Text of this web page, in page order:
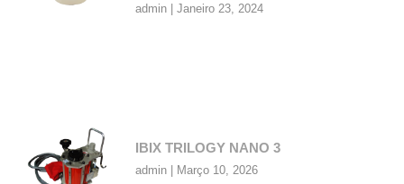
admin Janeiro 23, 2024
IBIX TRILOGY NANO 3
admin Março 10, 2026